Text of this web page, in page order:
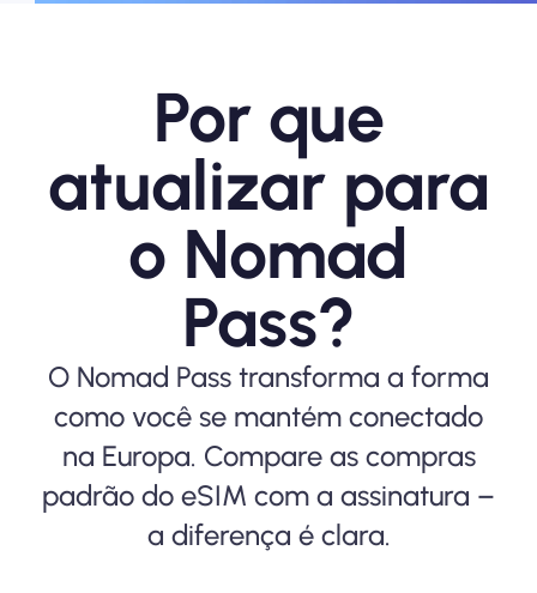
Sem compromisso
Cancele a qualquer momento através
das suas configurações de
Por que
atualizar para
o Nomad
Pass?
O Nomad Pass transforma a forma
como você se mantém conectado
na Europa. Compare as compras
padrão do eSIM com a assinatura –
a diferença é clara.